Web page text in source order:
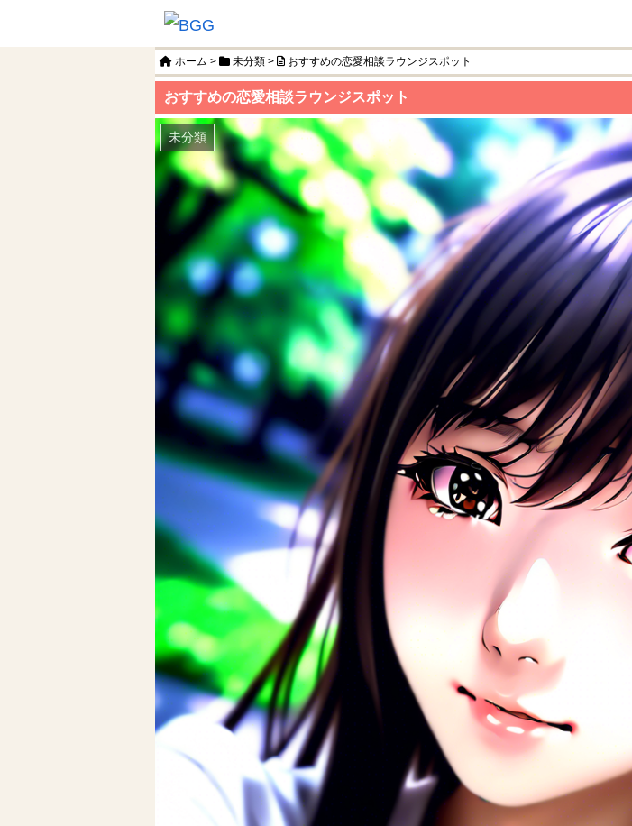
ホーム > 未分類 > おすすめの恋愛相談ラウンジスポット
おすすめの恋愛相談ラウンジスポット
未分類